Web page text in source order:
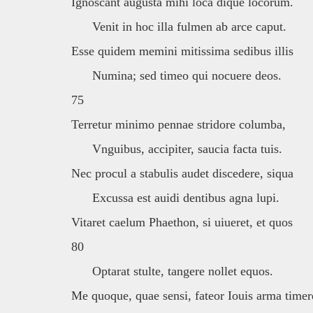
Venit in hoc illa fulmen ab arce caput.
Esse quidem memini mitissima sedibus illis
Numina; sed timeo qui nocuere deos.
75
Terretur minimo pennae stridore columba,
Vnguibus, accipiter, saucia facta tuis.
Nec procul a stabulis audet discedere, siqua
Excussa est auidi dentibus agna lupi.
Vitaret caelum Phaethon, si uiueret, et quos
80
Optarat stulte, tangere nollet equos.
Me quoque, quae sensi, fateor Iouis arma